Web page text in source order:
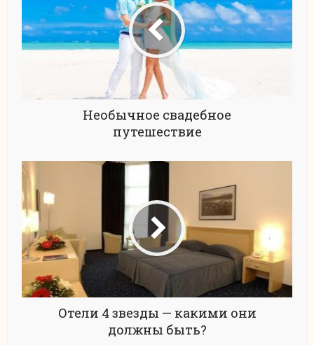
Необычное свадебное
путешествие
Отели 4 звезды — какими они
должны быть?